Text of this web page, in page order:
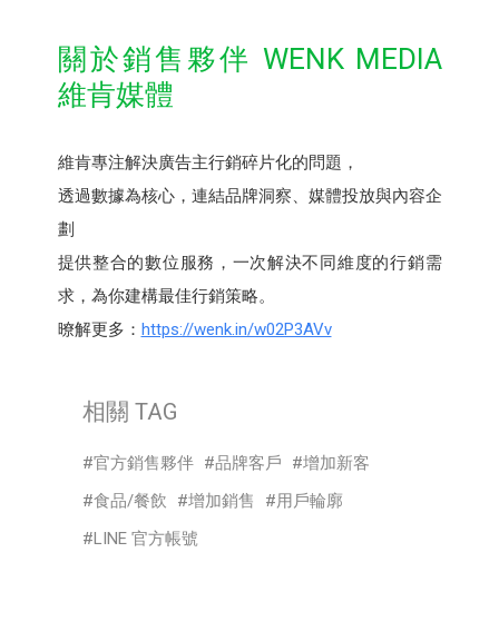
關於銷售夥伴 WENK MEDIA
維肯媒體
維肯專注解決廣告主行銷碎片化的問題，
透過數據為核心，連結品牌洞察、媒體投放與內容企
劃
提供整合的數位服務，一次解決不同維度的行銷需
求，為你建構最佳行銷策略。
暸解更多： https://wenk.in/w02P3AVv
相關 TAG
官方銷售夥伴 品牌客戶
增加新客
食品/餐飲
增加銷售
用戶輪廓
LINE 官方帳號